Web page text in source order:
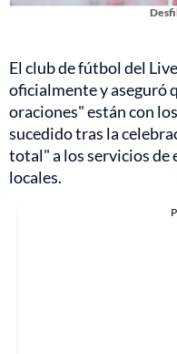
El club de fútbol del
oficialmente y aseguró
oraciones" están con
sucedido tras la
total" a los servicios de
locales.